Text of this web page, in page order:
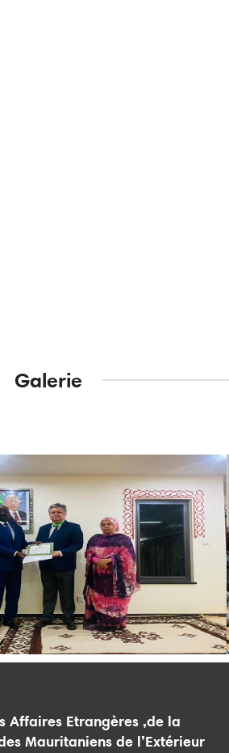
Galerie
Affaires Etrangères ,de la
Mauritaniens de l’Extérieur